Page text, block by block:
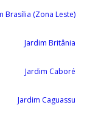
Brasília (Zona Leste)
Jardim Britânia
Jardim Caboré
Jardim Caguassu